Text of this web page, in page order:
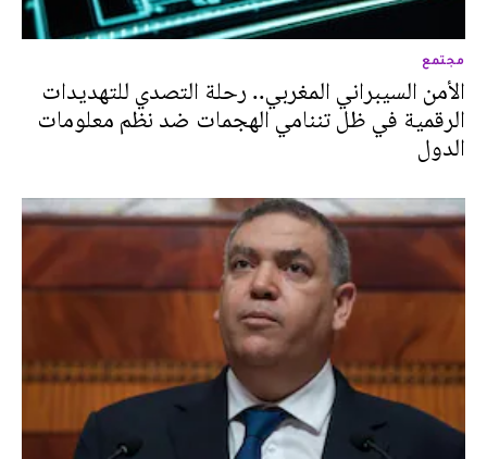
مجتمع
الأمن السيبراني المغربي.. رحلة التصدي للتهديدات
الرقمية في ظل تننامي الهجمات ضد نظم معلومات
الدول